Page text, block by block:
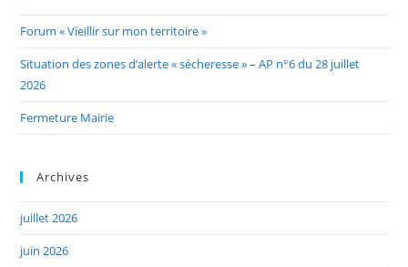
Forum « Vieillir sur mon territoire »
Situation des zones d’alerte « sécheresse » – AP n°6 du 28 juillet
2026
Fermeture Mairie
Archives
juillet 2026
juin 2026